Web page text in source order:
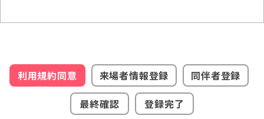
利用規約同意 来場者情報登録
同伴者登録
最終確認
登録完了